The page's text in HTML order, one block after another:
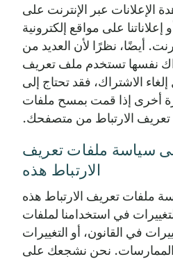
الإعلانات عبر الإنترنت على
إعلاناتنا على مواقع إلكترونية
أيضًا، نظرًا لأن العديد من
نفسها تستخدم ملف تعريف
الاشتراك، فقد تحتاج إلى
أخرى إذا قمت بمسح ملفات
تعريف الارتباط من متصفحك.
سياسة ملفات تعريف
الارتباط هذه
ملفات تعريف الارتباط هذه
في استخدامنا لملفات
في القانون، أو التغييرات
الممارسات. نحن نشجعك على